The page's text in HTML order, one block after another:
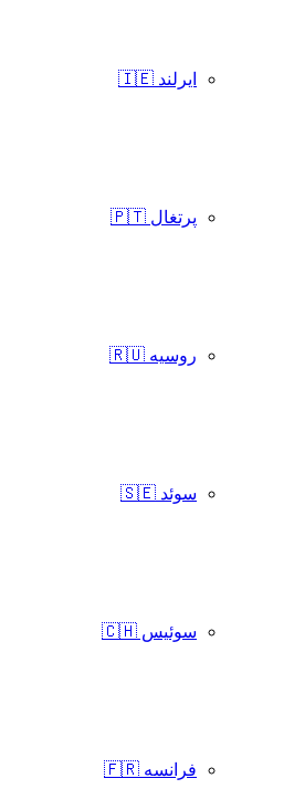
ایرلند 🇮🇪
پرتغال 🇵🇹
روسیه 🇷🇺
سوئد 🇸🇪
سوئیس 🇨🇭
فرانسه 🇫🇷